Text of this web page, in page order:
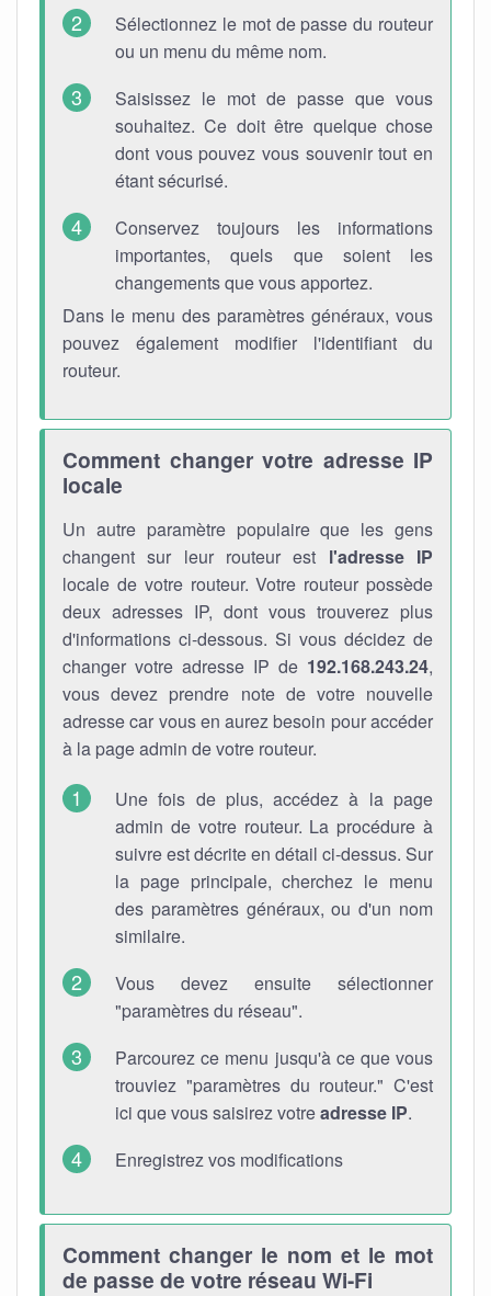
Sélectionnez le mot de passe du routeur
ou un menu du même nom.
Saisissez le mot de passe que vous
souhaitez. Ce doit être quelque chose
dont vous pouvez vous souvenir tout en
étant sécurisé.
Conservez toujours les informations
importantes, quels que soient les
changements que vous apportez.
Dans le menu des paramètres généraux, vous
pouvez également modifier l'identifiant du
routeur.
Comment changer votre adresse IP
locale
Un autre paramètre populaire que les gens
changent sur leur routeur est l'adresse IP
locale de votre routeur. Votre routeur possède
deux adresses IP, dont vous trouverez plus
d'informations ci-dessous. Si vous décidez de
changer votre adresse IP de 192.168.243.24,
vous devez prendre note de votre nouvelle
adresse car vous en aurez besoin pour accéder
à la page admin de votre routeur.
Une fois de plus, accédez à la page
admin de votre routeur. La procédure à
suivre est décrite en détail ci-dessus. Sur
la page principale, cherchez le menu
des paramètres généraux, ou d'un nom
similaire.
Vous devez ensuite sélectionner
"paramètres du réseau".
Parcourez ce menu jusqu'à ce que vous
trouviez "paramètres du routeur." C'est
ici que vous saisirez votreadresse IP.
Enregistrez vos modifications
Comment changer le nom et le mot
de passe de votre réseau Wi-Fi